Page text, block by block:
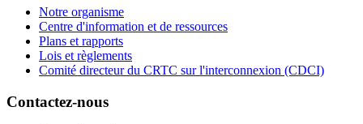
Notre organisme
Centre d'information et de ressources
Plans et rapports
Lois et règlements
Comité directeur du CRTC sur l'interconnexion (CDCI)
Contactez-nous